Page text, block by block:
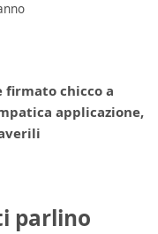
firmato chicco a
applicazione,
parlino